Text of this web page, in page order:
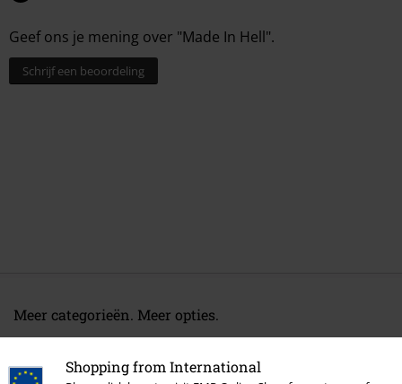
Shopping from International
Geef ons je mening over "Made In Hell".
Schrijf een beoordeling
Meer categorieën. Meer opties.
Band Merch Genre Rock
Sale % Media CDs